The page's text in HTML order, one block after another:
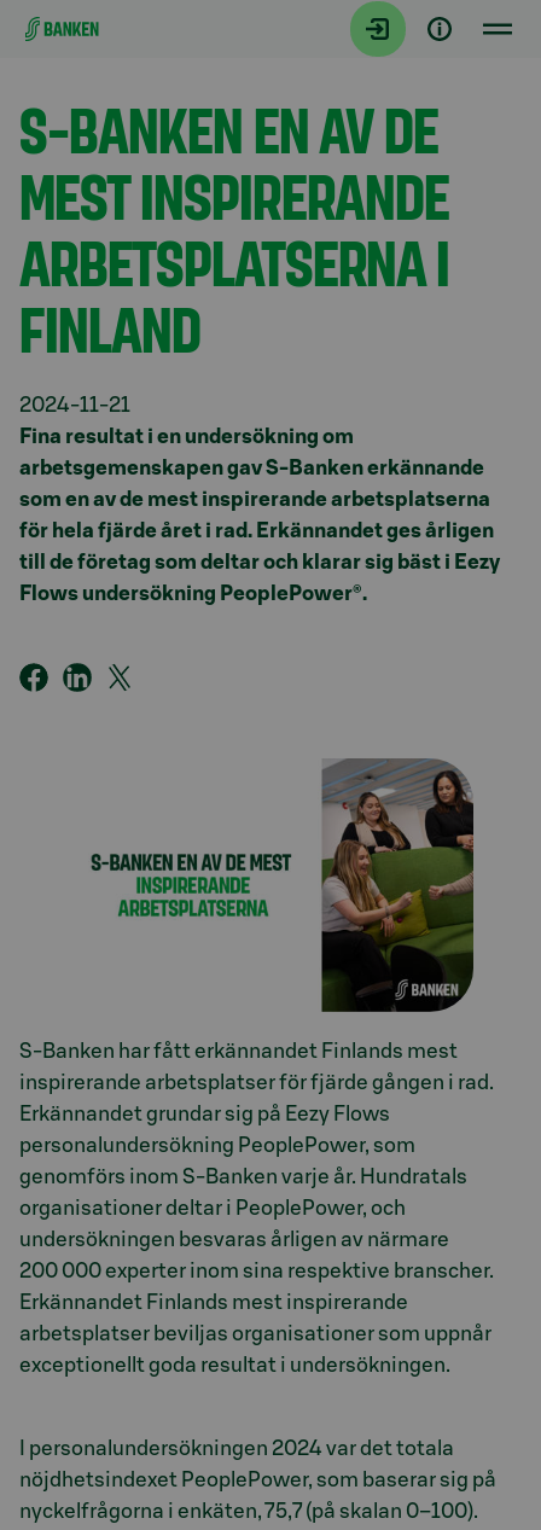
Gå direkt till innehållet
Aktuellt
S-BANKEN EN AV DE
MEST INSPIRERANDE
ARBETSPLATSERNA I
FINLAND
2024-11-21
Fina resultat i en undersökning om
arbetsgemenskapen gav S-Banken erkännande
som en av de mest inspirerande arbetsplatserna
för hela fjärde året i rad. Erkännandet ges årligen
till de företag som deltar och klarar sig bäst i Eezy
Flows undersökning PeoplePower®.
S-Banken har fått erkännandet Finlands mest
inspirerande arbetsplatser för fjärde gången i rad.
Erkännandet grundar sig på Eezy Flows
personalundersökning PeoplePower, som
genomförs inom S-Banken varje år. Hundratals
organisationer deltar i PeoplePower, och
undersökningen besvaras årligen av närmare
200 000 experter inom sina respektive branscher.
Erkännandet Finlands mest inspirerande
arbetsplatser beviljas organisationer som uppnår
exceptionellt goda resultat i undersökningen.
I personalundersökningen 2024 var det totala
nöjdhetsindexet PeoplePower, som baserar sig på
nyckelfrågorna i enkäten, 75,7 (på skalan 0–100).